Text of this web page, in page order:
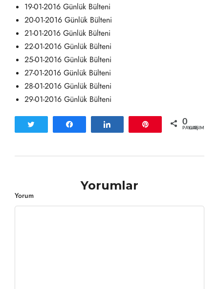
19-01-2016 Günlük Bülteni
20-01-2016 Günlük Bülteni
21-01-2016 Günlük Bülteni
22-01-2016 Günlük Bülteni
25-01-2016 Günlük Bülteni
27-01-2016 Günlük Bülteni
28-01-2016 Günlük Bülteni
29-01-2016 Günlük Bülteni
0
PAYLAŞIMLAR
Yorumlar
Yorum